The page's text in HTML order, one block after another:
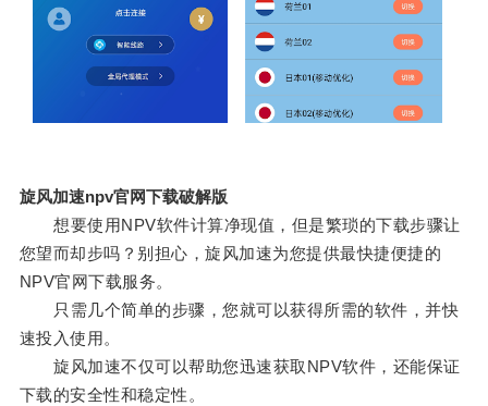
旋风加速npv官网下载破解版
想要使用NPV软件计算净现值，但是繁琐的下载步骤让
您望而却步吗？别担心，旋风加速为您提供最快捷便捷的
NPV官网下载服务。
只需几个简单的步骤，您就可以获得所需的软件，并快
速投入使用。
旋风加速不仅可以帮助您迅速获取NPV软件，还能保证
下载的安全性和稳定性。